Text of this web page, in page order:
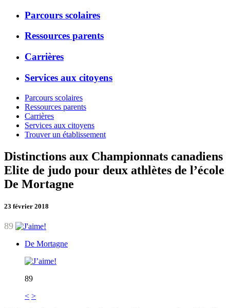
Parcours scolaires
Ressources parents
Carrières
Services aux citoyens
Parcours scolaires
Ressources parents
Carrières
Services aux citoyens
Trouver un établissement
Distinctions aux Championnats canadiens
Elite de judo pour deux athlètes de l’école
De Mortagne
23 février 2018
89
De Mortagne
89
< >